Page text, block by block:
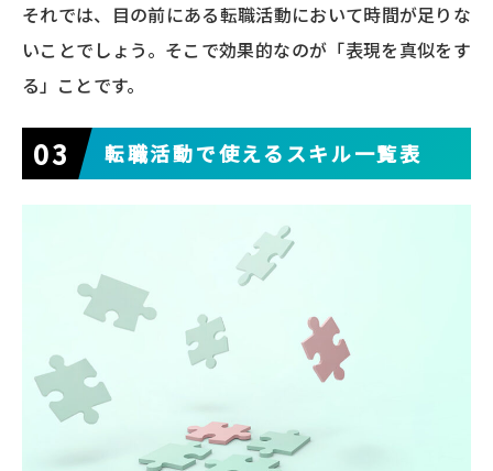
それでは、目の前にある転職活動において時間が足りな
いことでしょう。そこで効果的なのが「表現を真似をす
る」ことです。
転職活動で使えるスキル一覧表